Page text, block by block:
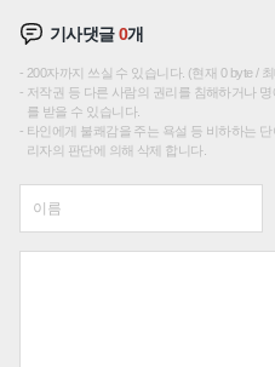
기사댓글0개
200자까지 쓰실 수 있습니다. (현재 0 byte /
저작권 등 다른 사람의 권리를 침해하거나
를 받을 수 있습니다.
타인에게 불쾌감을 주는 욕설 등 비하하는
리자의 판단에 의해 삭제 합니다.